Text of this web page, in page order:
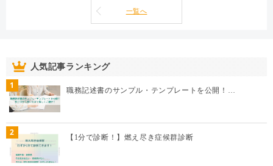
一覧へ
人気記事ランキング
1 職務記述書のサンプル・テンプレートを公開！…
2 【1分で診断！】燃え尽き症候群診断